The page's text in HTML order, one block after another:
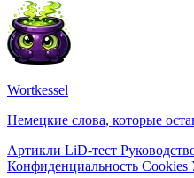
Wortkessel
Немецкие слова, которые
Артикли LiD-тест
Конфиденциальность Cookies